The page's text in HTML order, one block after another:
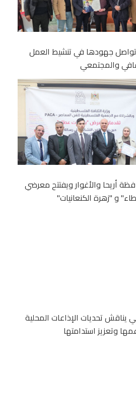
تواصل جهودها في تنشيط العمل
والمجتمعي
أريحا والأغوار ويفتتح معرضي
و "زهرة الكنعانيات"
تحديات الإذاعات المحلية
وتعزيز استدامتها